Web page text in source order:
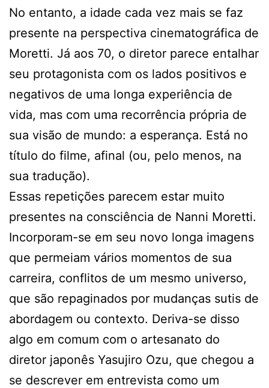
No entanto, a idade cada vez mais se faz
presente na perspectiva cinematográfica de
Moretti. Já aos 70, o diretor parece entalhar
seu protagonista com os lados positivos e
negativos de uma longa experiência de
vida, mas com uma recorrência própria de
sua visão de mundo: a esperança. Está no
título do filme, afinal (ou, pelo menos, na
sua tradução).
Essas repetições parecem estar muito
presentes na consciência de Nanni Moretti.
Incorporam-se em seu novo longa imagens
que permeiam vários momentos de sua
carreira, conflitos de um mesmo universo,
que são repaginados por mudanças sutis de
abordagem ou contexto. Deriva-se disso
algo em comum com o artesanato do
diretor japonês Yasujiro Ozu, que chegou a
se descrever em entrevista como um